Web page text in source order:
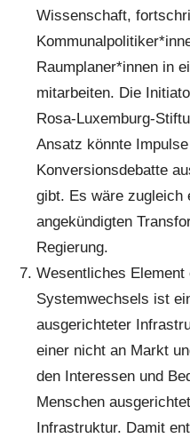
Wissenschaft,
Raumplaner*innen in
mitarbeiten. Die
Rosa-Luxemburg-
Ansatz könnte
Konversionsdebatte
gibt. Es wäre zugleich
angekündigten
Regierung.
Wesentliches
Systemwechsels ist
ausgerichteter
einer nicht an Markt
den Interessen und
Menschen
Infrastruktur. Damit